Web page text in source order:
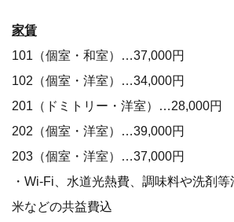
家賃
101（個室・和室）…37,000円
102（個室・洋室）…34,000円
201（ドミトリー・洋室）…28,000円
202（個室・洋室）…39,000円
203（個室・洋室）…37,000円
・Wi-Fi、水道光熱費、調味料や洗剤
米などの共益費込